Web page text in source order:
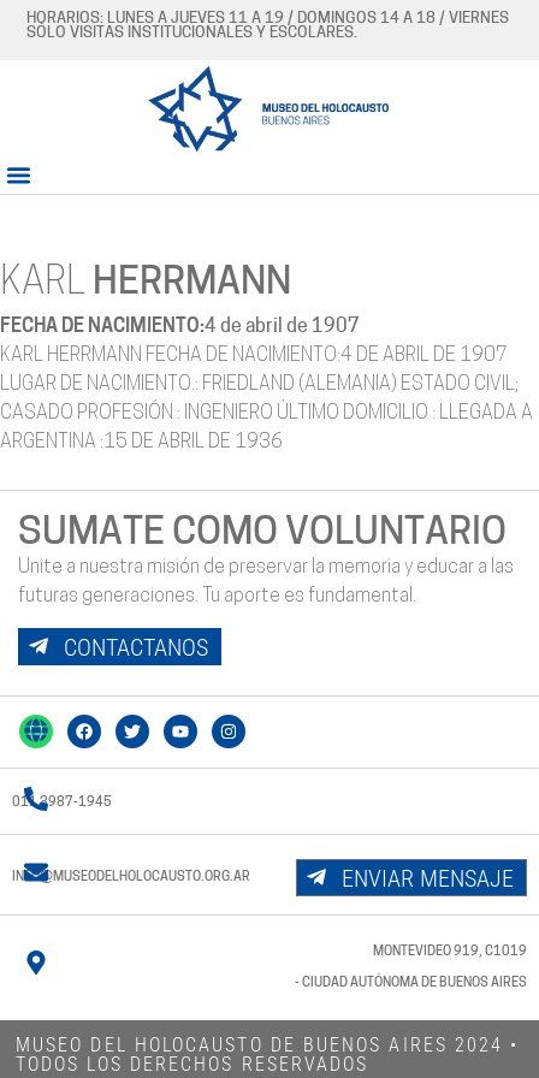
HORARIOS: LUNES A JUEVES 11 A 19 / DOMINGOS 14 A 18 / VIERNES
SÓLO VISITAS INSTITUCIONALES Y ESCOLARES.
KARL HERRMANN
FECHA DE NACIMIENTO:4 de abril de 1907
KARL HERRMANN FECHA DE NACIMIENTO:4 DE ABRIL DE 1907
LUGAR DE NACIMIENTO.: FRIEDLAND (ALEMANIA) ESTADO CIVIL;
CASADO PROFESIÓN : INGENIERO ÚLTIMO DOMICILIO : LLEGADA A
ARGENTINA :15 DE ABRIL DE 1936
SUMATE COMO VOLUNTARIO
Unite a nuestra misión de preservar la memoria y educar a las
futuras generaciones. Tu aporte es fundamental.
CONTACTANOS
011 3987-1945
INFO@MUSEODELHOLOCAUSTO.ORG.AR ENVIAR MENSAJE
MONTEVIDEO 919, C1019
- CIUDAD AUTÓNOMA DE BUENOS AIRES
MUSEO DEL HOLOCAUSTO DE BUENOS AIRES 2024​ •
TODOS LOS DERECHOS RESERVADOS